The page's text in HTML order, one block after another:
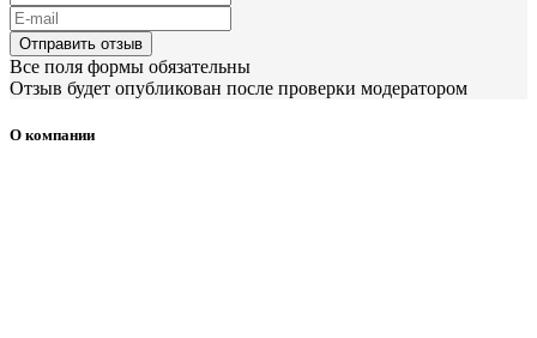
Отправить отзыв
Все поля формы обязательны
Отзыв будет опубликован после проверки модератором
О компании